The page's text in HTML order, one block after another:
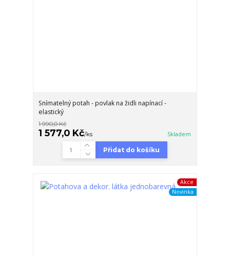
Snímatelný potah - povlak na židli napínací -
elastický
1 990,0 Kč
1 577,0 Kč/ks Skladem
Přidat do košíku
Akce
Novinka